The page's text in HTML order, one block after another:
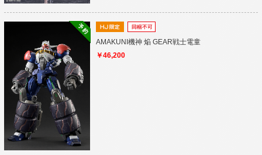
AMAKUNI機神 焔 GEAR戦士電童
￥46,200